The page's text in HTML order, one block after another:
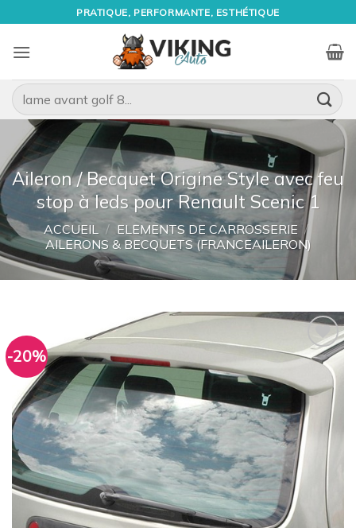
au
contenu
PRATIQUE, PERFORMANTE, ESTHÉTIQUE
Recherche
pour :
Aileron / Becquet Origine Style avec feu
stop à leds pour Renault Scenic 1
ACCUEIL / ELEMENTS DE CARROSSERIE /
AILERONS & BECQUETS (FRANCEAILERON)
-20%
Ajouter
wishlist